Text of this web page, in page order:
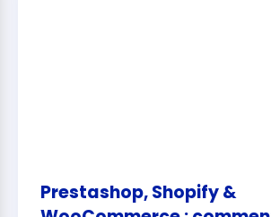
Prestashop, Shopify &